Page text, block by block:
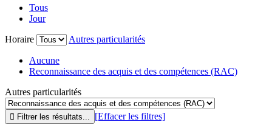
Tous
Jour
Horaire
Autres particularités
Aucune
Reconnaissance des acquis et des compétences (RAC)
Autres particularités
[Effacer les filtres]